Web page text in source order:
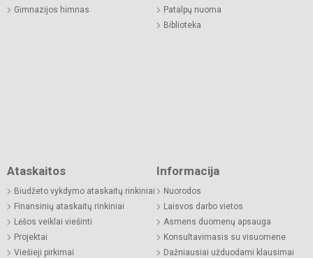
Gimnazijos himnas
Patalpų nuoma
Biblioteka
Ataskaitos
Biudžeto vykdymo ataskaitų rinkiniai
Finansinių ataskaitų rinkiniai
Lėšos veiklai viešinti
Projektai
Viešieji pirkimai
Informacija
Nuorodos
Laisvos darbo vietos
Asmens duomenų apsauga
Konsultavimasis su visuomene
Dažniausiai užduodami klausimai